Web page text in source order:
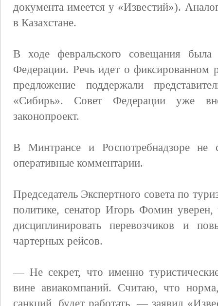
документа имеется у «Известий»).
в Казахстане.
В ходе февральского совещания
Федерации. Речь идет о
предложение поддержали
«Сибирь». Совет Федерации уже
законопроект.
В Минтрансе и Роспотребнадзоре не
оперативные комментарии.
Председатель Экспертного совета по
политике, сенатор Игорь Фомин уверен,
дисциплинировать перевозчиков и
чартерных рейсов.
— Не секрет, что именно
вине авиакомпаний. Считаю, что
санкций, будет работать, — заявил